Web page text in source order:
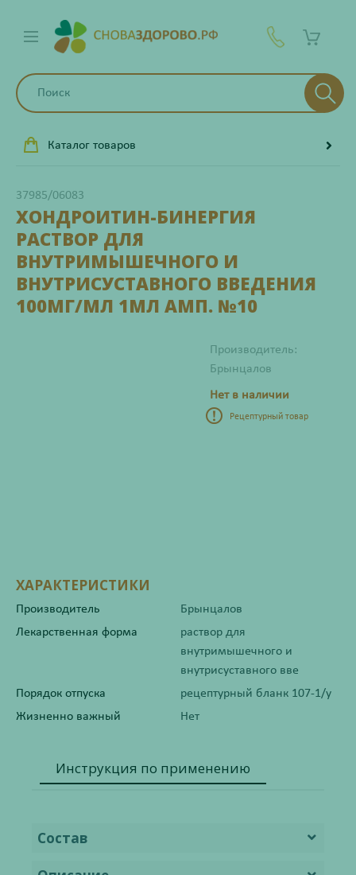
Каталог товаров
37985/06083
ХОНДРОИТИН-БИНЕРГИЯ
РАСТВОР ДЛЯ
ВНУТРИМЫШЕЧНОГО И
ВНУТРИСУСТАВНОГО ВВЕДЕНИЯ
100МГ/МЛ 1МЛ АМП. №10
Производитель:
Брынцалов
Нет в наличии
Рецептурный товар
ХАРАКТЕРИСТИКИ
Производитель
Брынцалов
Лекарственная форма
раствор для
внутримышечного и
внутрисуставного вве
Порядок отпуска
рецептурный бланк 107-1/у
Жизненно важный
Нет
Инструкция по применению
Состав